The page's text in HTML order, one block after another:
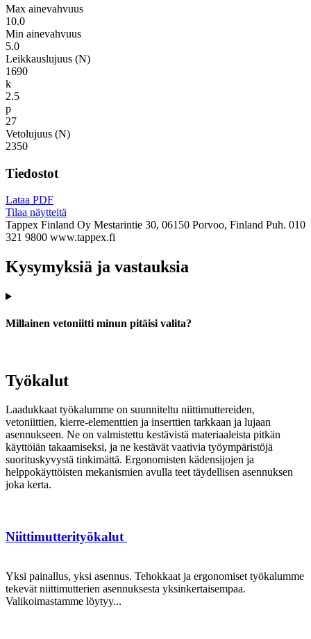
Max ainevahvuus
10.0
Min ainevahvuus
5.0
Leikkauslujuus (N)
1690
k
2.5
p
27
Vetolujuus (N)
2350
Tiedostot
Lataa PDF
Tilaa näytteitä
Tappex Finland Oy Mestarintie 30, 06150 Porvoo, Finland Puh. 010
321 9800 www.tappex.fi
Kysymyksiä ja vastauksia
Millainen vetoniitti minun pitäisi valita?
Työkalut
Laadukkaat työkalumme on suunniteltu niittimuttereiden,
vetoniittien, kierre-elementtien ja inserttien tarkkaan ja lujaan
asennukseen. Ne on valmistettu kestävistä materiaaleista pitkän
käyttöiän takaamiseksi, ja ne kestävät vaativia työympäristöjä
suorituskyvystä tinkimättä. Ergonomisten kädensijojen ja
helppokäyttöisten mekanismien avulla teet täydellisen asennuksen
joka kerta.
Niittimutterityökalut
Yksi painallus, yksi asennus. Tehokkaat ja ergonomiset työkalumme
tekevät niittimutterien asennuksesta yksinkertaisempaa.
Valikoimastamme löytyy...